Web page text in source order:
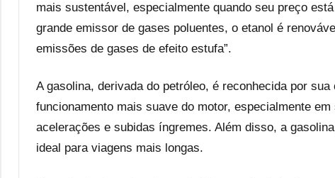
mais sustentável, especialmente quando seu preço
grande emissor de gases poluentes, o etanol é
emissões de gases de efeito estufa”.
A gasolina, derivada do petróleo, é reconhecida por
funcionamento mais suave do motor, especialmente
acelerações e subidas íngremes. Além disso, a
ideal para viagens mais longas.